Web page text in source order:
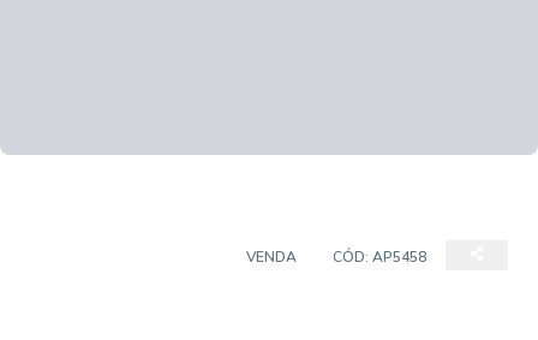
VENDA CÓD: AP5458